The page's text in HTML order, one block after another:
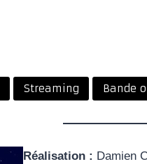
Streaming Bande
Réalisation : Damien